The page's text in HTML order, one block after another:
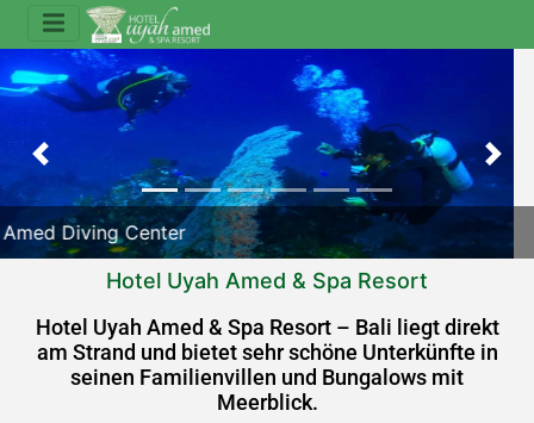
Hotel Uyah Amed & Spa Resort
Previous Next
Hotel Uyah Amed & Spa Resort
Hotel Uyah Amed & Spa Resort – Bali liegt direkt
am Strand und bietet sehr schöne Unterkünfte in
seinen Familienvillen und Bungalows mit
Meerblick.